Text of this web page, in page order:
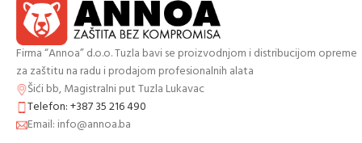
Firma “Annoa” d.o.o. Tuzla bavi se proizvodnjom i distribucijom opreme
za zaštitu na radu i prodajom profesionalnih alata
Šići bb, Magistralni put Tuzla Lukavac
Telefon: +387 35 216 490
Email: info@annoa.ba